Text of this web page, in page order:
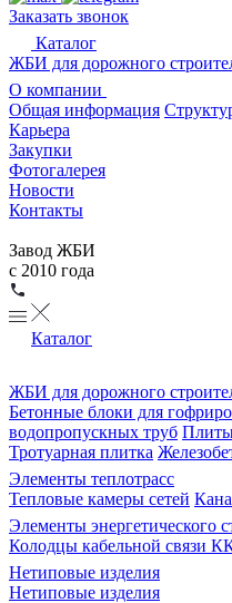
Заказать звонок
Каталог
ЖБИ для дорожного
О компании
Общая информация
Карьера
Закупки
Фотогалерея
Новости
Контакты
Завод ЖБИ
с 2010 года
Каталог
ЖБИ для дорожного
Бетонные блоки для
водопропускных труб
Тротуарная плитка
Элементы теплотрасс
Тепловые камеры сетей
Элементы энергетического
Колодцы кабельной связи
Нетиповые изделия
Нетиповые изделия